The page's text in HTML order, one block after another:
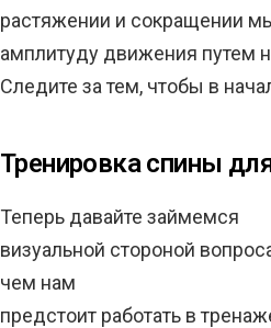
растяжении и сокращении
амплитуду движения путем
Следите за тем, чтобы в
Тренировка спины
Теперь давайте займемся
визуальной стороной
чем нам
предстоит работать в